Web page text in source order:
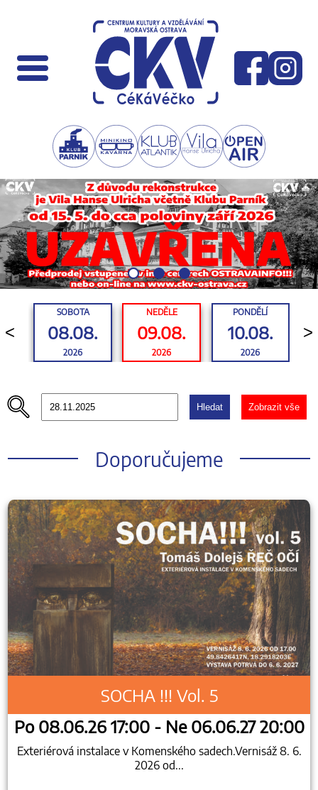
<
SOBOTA
08.08.
2026
NEDĚLE
09.08.
2026
PONDĚLÍ
10.08.
2026
>
Hledat Zobrazit vše
Doporučujeme
SOCHA !!! Vol. 5
Po 08.06.26 17:00 - Ne 06.06.27 20:00
Exteriérová instalace v Komenského sadech.Vernisáž 8. 6.
2026 od...